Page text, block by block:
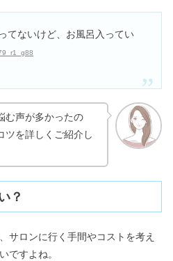
てないけど、お風呂入ってい
む声が多かったの
ツを詳しくご紹介し
？
サロンに行く手間やコストを考え
ですよね。